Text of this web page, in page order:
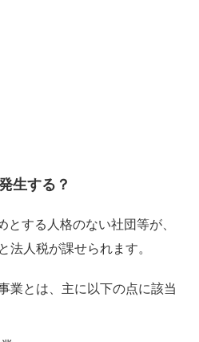
生する？
とする人格のない社団等が、
法人税が課せられます。
業とは、主に以下の点に該当